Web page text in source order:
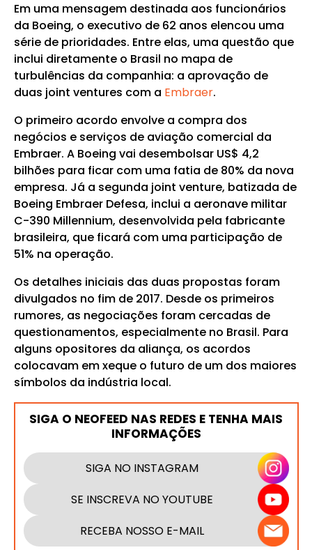
Em uma mensagem destinada aos funcionários
da Boeing, o executivo de 62 anos elencou uma
série de prioridades. Entre elas, uma questão que
inclui diretamente o Brasil no mapa de
turbulências da companhia: a aprovação de
duas joint ventures com a Embraer.
O primeiro acordo envolve a compra dos
negócios e serviços de aviação comercial da
Embraer. A Boeing vai desembolsar US$ 4,2
bilhões para ficar com uma fatia de 80% da nova
empresa. Já a segunda joint venture, batizada de
Boeing Embraer Defesa, inclui a aeronave militar
C-390 Millennium, desenvolvida pela fabricante
brasileira, que ficará com uma participação de
51% na operação.
Os detalhes iniciais das duas propostas foram
divulgados no fim de 2017. Desde os primeiros
rumores, as negociações foram cercadas de
questionamentos, especialmente no Brasil. Para
alguns opositores da aliança, os acordos
colocavam em xeque o futuro de um dos maiores
símbolos da indústria local.
SIGA O NEOFEED NAS REDES E TENHA MAIS
INFORMAÇÕES
SIGA NO INSTAGRAM
SE INSCREVA NO YOUTUBE
RECEBA NOSSO E-MAIL